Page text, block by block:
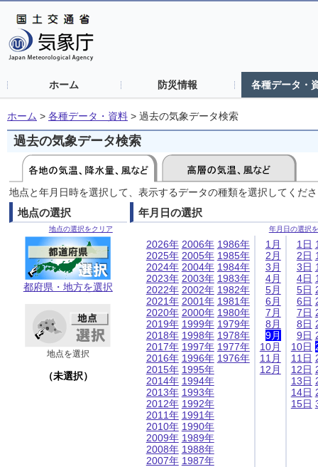
ホーム 防災情報 各種データ・
ホーム > 各種データ・資料 > 過去の気象データ検索
過去の気象データ検索
地点と年月日時を選択して、表示するデータの種類を選択してくだ
地点の選択
地点の選択をクリア
都府県・地方を選択
地点を選択
（未選択）
年月日の選択
年月日の選択
2026年
2025年
2024年
2023年
2022年
2021年
2020年
2019年
2018年
2017年
2016年
2015年
2014年
2013年
2012年
2011年
2010年
2009年
2008年
2007年
2006年
2005年
2004年
2003年
2002年
2001年
2000年
1999年
1998年
1997年
1996年
1995年
1994年
1993年
1992年
1991年
1990年
1989年
1988年
1987年
1986年
1985年
1984年
1983年
1982年
1981年
1980年
1979年
1978年
1977年
1976年
1月
2月
3月
4月
5月
6月
7月
8月
9月
10月
11月
12月
1日
2日
3日
4日
5日
6日
7日
8日
9日
10日
11日
12日
13日
14日
15日